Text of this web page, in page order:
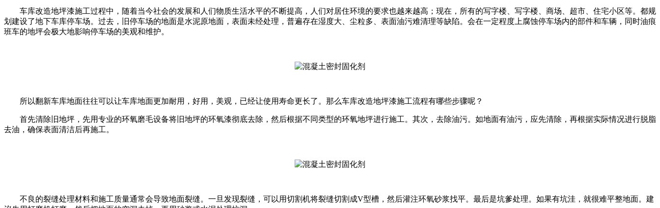
车库改造地坪漆施工过程中，随着当今社会的发展和人们物质生活水平的不断提高，人们对居住环境的要求也越来越高；现在，所有的写字楼、写字楼、商场、超市、住宅小区等。都规
划建设了地下车库停车场。过去，旧停车场的地面是水泥原地面，表面未经处理，普遍存在湿度大、尘粒多、表面油污难清理等缺陷。会在一定程度上腐蚀停车场内的部件和车辆，同时油痕
班车的地坪会极大地影响停车场的美观和维护。
所以翻新车库地面往往可以让车库地面更加耐用，好用，美观，已经让使用寿命更长了。那么车库改造地坪漆施工流程有哪些步骤呢？
首先清除旧地坪，先用专业的环氧磨毛设备将旧地坪的环氧漆彻底去除，然后根据不同类型的环氧地坪进行施工。其次，去除油污。如地面有油污，应先清除，再根据实际情况进行脱脂
去油，确保表面清洁后再施工。
不良的裂缝处理材料和施工质量通常会导致地面裂缝。一旦发现裂缝，可以用切割机将裂缝切割成V型槽，然后灌注环氧砂浆找平。最后是坑爹处理。如果有坑洼，就很难平整地面。建